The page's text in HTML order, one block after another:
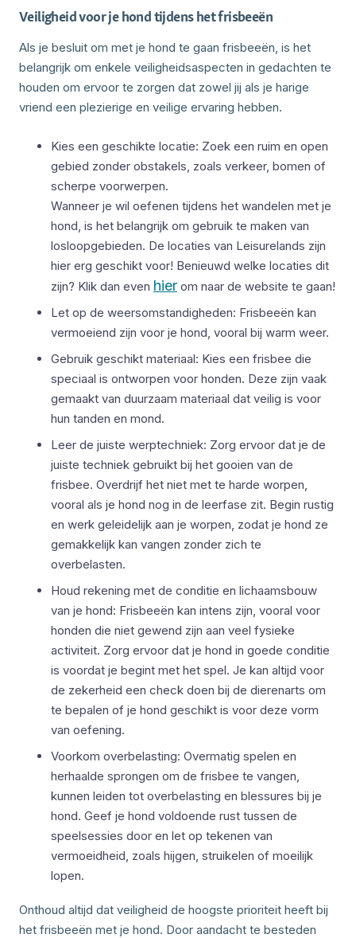
Veiligheid voor je hond tijdens het frisbeeën
Als je besluit om met je hond te gaan frisbeeën, is het
belangrijk om enkele veiligheidsaspecten in gedachten te
houden om ervoor te zorgen dat zowel jij als je harige
vriend een plezierige en veilige ervaring hebben.
Kies een geschikte locatie: Zoek een ruim en open
gebied zonder obstakels, zoals verkeer, bomen of
scherpe voorwerpen.
Wanneer je wil oefenen tijdens het wandelen met je
hond, is het belangrijk om gebruik te maken van
losloopgebieden. De locaties van Leisurelands zijn
hier erg geschikt voor! Benieuwd welke locaties dit
zijn? Klik dan even hier om naar de website te gaan!
Let op de weersomstandigheden: Frisbeeën kan
vermoeiend zijn voor je hond, vooral bij warm weer.
Gebruik geschikt materiaal: Kies een frisbee die
speciaal is ontworpen voor honden. Deze zijn vaak
gemaakt van duurzaam materiaal dat veilig is voor
hun tanden en mond.
Leer de juiste werptechniek: Zorg ervoor dat je de
juiste techniek gebruikt bij het gooien van de
frisbee. Overdrijf het niet met te harde worpen,
vooral als je hond nog in de leerfase zit. Begin rustig
en werk geleidelijk aan je worpen, zodat je hond ze
gemakkelijk kan vangen zonder zich te
overbelasten.
Houd rekening met de conditie en lichaamsbouw
van je hond: Frisbeeën kan intens zijn, vooral voor
honden die niet gewend zijn aan veel fysieke
activiteit. Zorg ervoor dat je hond in goede conditie
is voordat je begint met het spel. Je kan altijd voor
de zekerheid een check doen bij de dierenarts om
te bepalen of je hond geschikt is voor deze vorm
van oefening.
Voorkom overbelasting: Overmatig spelen en
herhaalde sprongen om de frisbee te vangen,
kunnen leiden tot overbelasting en blessures bij je
hond. Geef je hond voldoende rust tussen de
speelsessies door en let op tekenen van
vermoeidheid, zoals hijgen, struikelen of moeilijk
lopen.
Onthoud altijd dat veiligheid de hoogste prioriteit heeft bij
het frisbeeën met je hond. Door aandacht te besteden